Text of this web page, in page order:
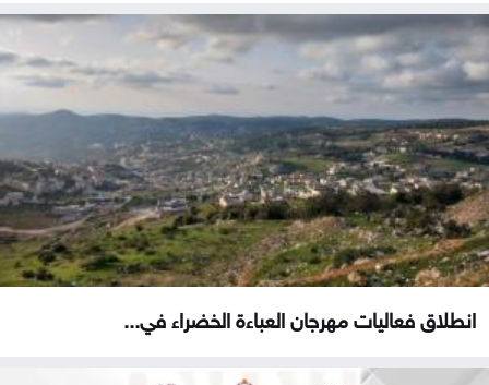
انطلاق فعاليات مهرجان العباءة الخضراء في...